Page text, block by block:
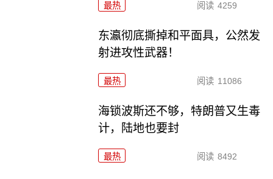
最热 阅读 4259
东瀛彻底撕掉和平面具，公然发
射进攻性武器！
最热 阅读 11086
海锁波斯还不够，特朗普又生毒
计，陆地也要封
最热 阅读 8492